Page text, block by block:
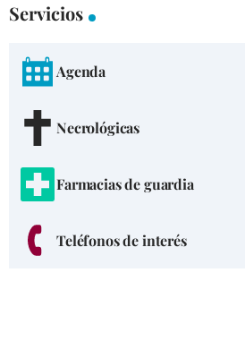
Servicios
Agenda
Necrológicas
Farmacias de guardia
Teléfonos de interés